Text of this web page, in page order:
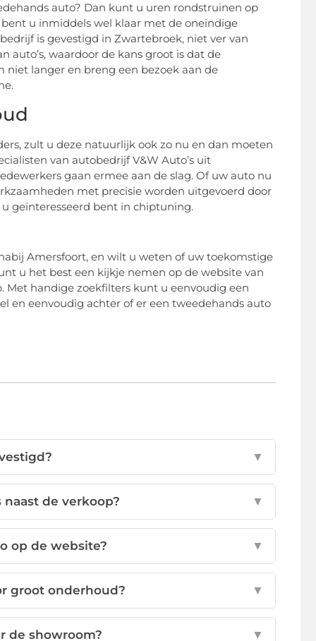
auto? Dan kunt u uren rondstruinen op
u inmiddels wel klaar met de oneindige
is gevestigd in Zwartebroek, niet ver van
auto’s, waardoor de kans groot is dat de
langer en breng een bezoek aan de
zult u deze natuurlijk ook zo nu en dan moeten
van autobedrijf V&W Auto’s uit
gaan ermee aan de slag. Of uw auto nu
met precisie worden uitgevoerd door
geïnteresseerd bent in chiptuning.
Amersfoort, en wilt u weten of uw toekomstige
u het best een kijkje nemen op de website van
Met handige zoekfilters kunt u eenvoudig een
en eenvoudig achter of er een tweedehands auto
▼
de verkoop? ▼
op de website? ▼
groot onderhoud? ▼
de showroom? ▼